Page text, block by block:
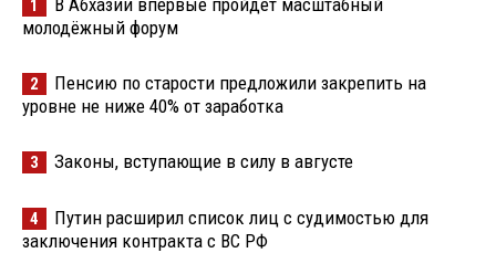
1
молодёжный форум
2
Пенсию по старости предложили закрепить на
уровне не ниже 40% от заработка
3 Законы, вступающие в силу в августе
4
Путин расширил список лиц с судимостью для
заключения контракта с ВС РФ